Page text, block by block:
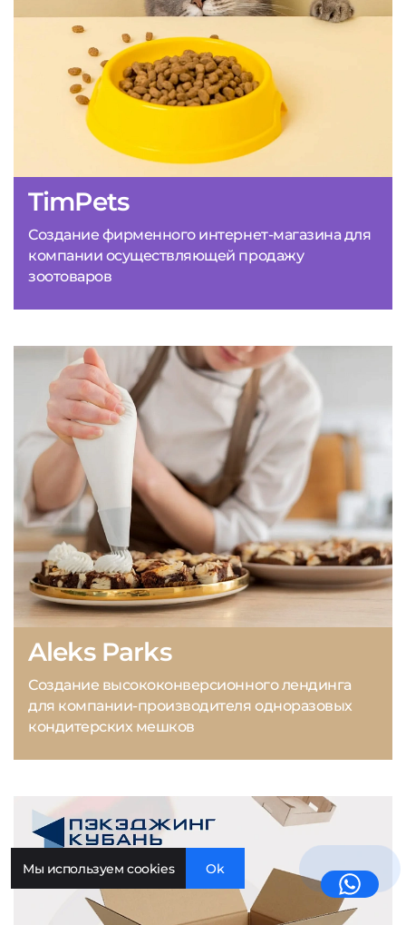
Aleks Parks
Создание высококонверсионного лендинга
для компании-производителя одноразовых
кондитерских мешков
TimPets
Создание фирменного интернет-магазина для
компании осуществляющей продажу
зоотоваров
Мы используем cookies Ok